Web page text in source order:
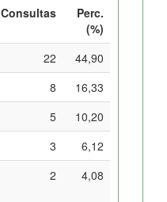
Consultas
Perc.
(%)
22
44,90
8
16,33
5
10,20
3
6,12
2 4,08